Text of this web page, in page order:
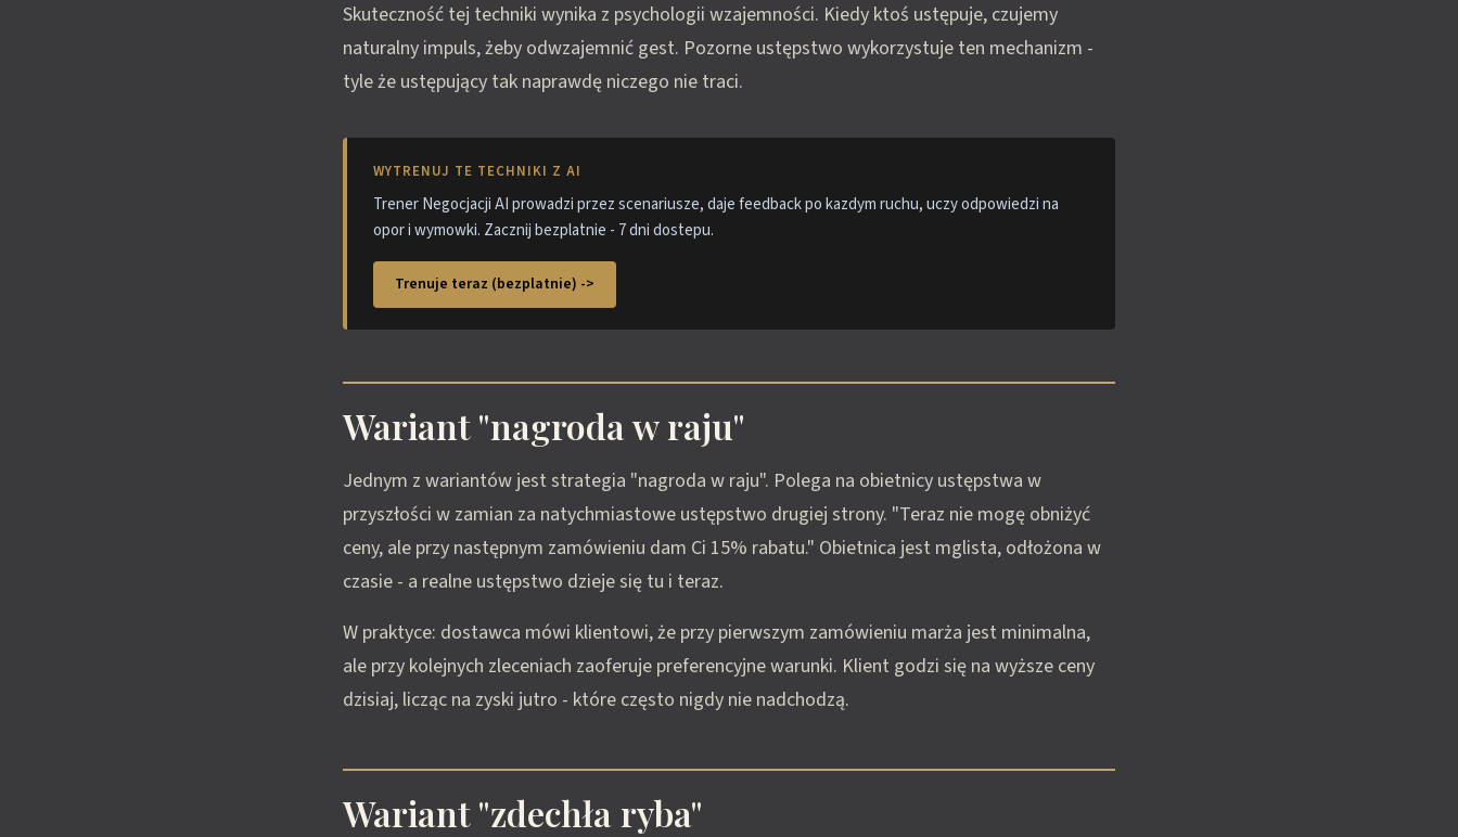
Skuteczność tej techniki wynika z psychologii wzajemności. Kiedy ktoś ustępuje, czujemy
naturalny impuls, żeby odwzajemnić gest. Pozorne ustępstwo wykorzystuje ten mechanizm -
tyle że ustępujący tak naprawdę niczego nie traci.
WYTRENUJ TE TECHNIKI Z AI
Trener Negocjacji AI prowadzi przez scenariusze, daje feedback po kazdym ruchu, uczy odpowiedzi na
opor i wymowki. Zacznij bezplatnie - 7 dni dostepu.
Trenuje teraz (bezplatnie) ->
Wariant "nagroda w raju"
Jednym z wariantów jest strategia "nagroda w raju". Polega na obietnicy ustępstwa w
przyszłości w zamian za natychmiastowe ustępstwo drugiej strony. "Teraz nie mogę obniżyć
ceny, ale przy następnym zamówieniu dam Ci 15% rabatu." Obietnica jest mglista, odłożona w
czasie - a realne ustępstwo dzieje się tu i teraz.
W praktyce: dostawca mówi klientowi, że przy pierwszym zamówieniu marża jest minimalna,
ale przy kolejnych zleceniach zaoferuje preferencyjne warunki. Klient godzi się na wyższe ceny
dzisiaj, licząc na zyski jutro - które często nigdy nie nadchodzą.
Wariant "zdechła ryba"